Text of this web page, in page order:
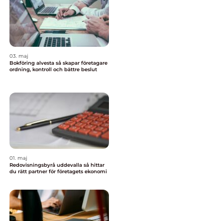
03. maj
Bokföring alvesta så skapar företagare
ordning, kontroll och bättre beslut
01. maj
Redovisningsbyrå uddevalla så hittar
du rätt partner för företagets ekonomi